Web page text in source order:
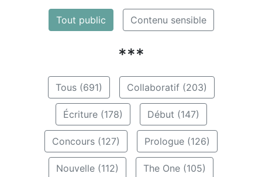
Tout public Contenu sensible
***
Tous (691) Collaboratif (203)
Écriture (178) Début (147)
Concours (127) Prologue (126)
Nouvelle (112) The One (105)